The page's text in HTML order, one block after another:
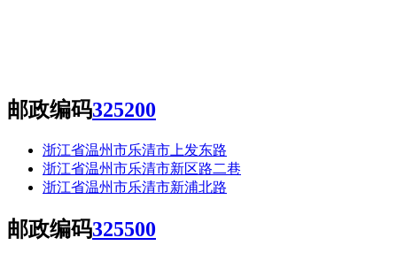
邮政编码325200
浙江省温州市乐清市上发东路
浙江省温州市乐清市新区路二巷
浙江省温州市乐清市新浦北路
邮政编码325500